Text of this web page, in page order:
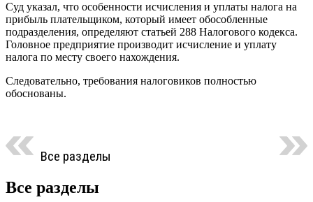
Суд указал, что особенности исчисления и уплаты налога на
прибыль плательщиком, который имеет обособленные
подразделения, определяют статьей 288 Налогового кодекса.
Головное предприятие производит исчисление и уплату
налога по месту своего нахождения.
Следовательно, требования налоговиков полностью
обоснованы.
Все разделы
Все разделы